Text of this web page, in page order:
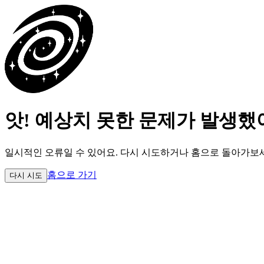
앗! 예상치 못한 문제가 발생했
일시적인 오류일 수 있어요. 다시 시도하거나 홈으로 돌아가보
다시 시도 홈으로 가기